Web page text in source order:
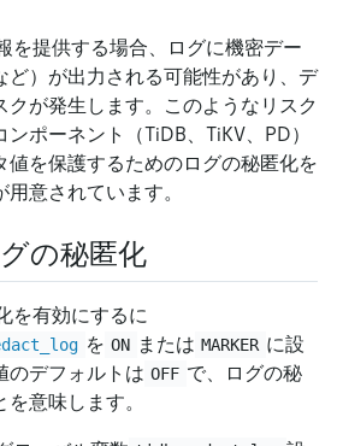
を提供する場合、ログに機密デー
ど）が出力される可能性があり、デ
クが発生します。このようなリスク
ポーネント（TiDB、TiKV、PD）
値を保護するためのログの秘匿化を
意されています。
の秘匿化
を有効にするに
を ON または MARKER に設
のデフォルトは OFF で、ログの秘
意味します。